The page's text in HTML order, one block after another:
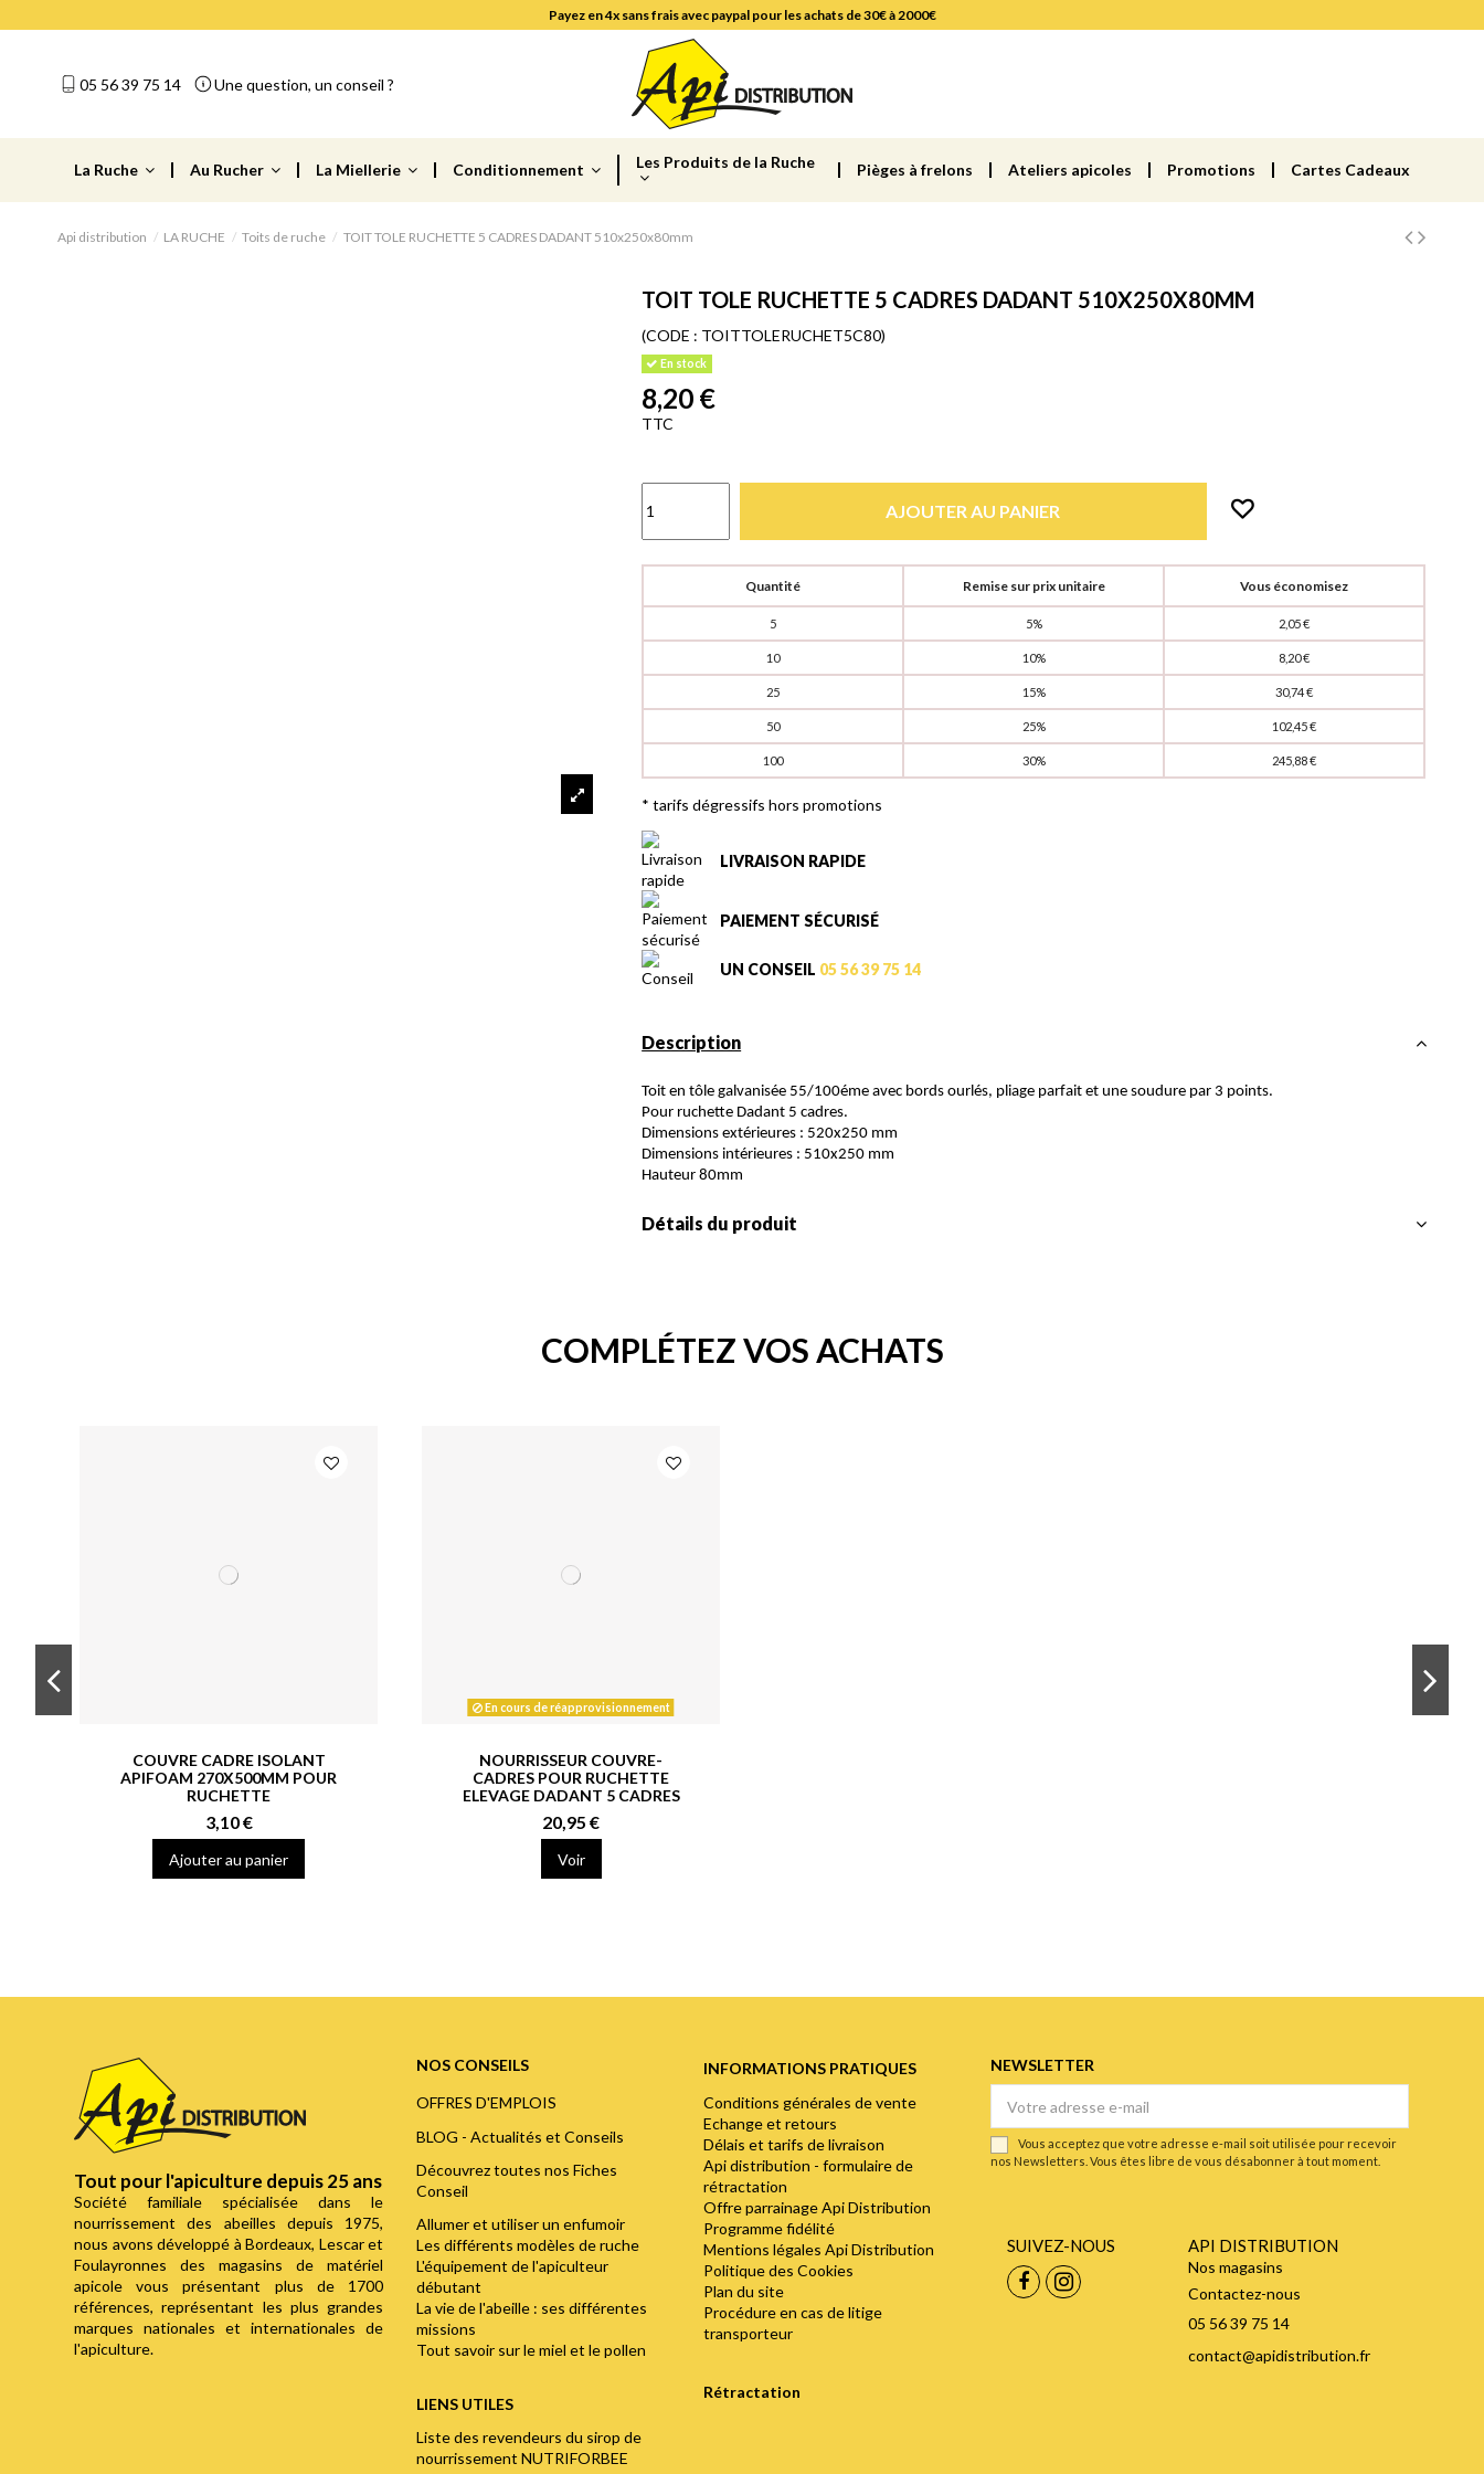
Payez en 4x sans frais avec paypal pour les achats de 30€ à 2000€
05 56 39 75 14 Une question, un conseil ?
La Ruche Au Rucher La Miellerie Conditionnement Les Produits de la Ruche Pièges à frelons Ateliers apicoles Promotions Cartes Cadeaux
Api distribution LA RUCHE Toits de ruche TOIT TOLE RUCHETTE 5 CADRES DADANT 510x250x80mm
TOIT TOLE RUCHETTE 5 CADRES DADANT 510X250X80MM
(CODE : TOITTOLERUCHET5C80)
En stock
8,20 €
TTC
AJOUTER AU PANIER
Quantité Remise sur prix unitaire Vous économisez
5 5% 2,05 €
10 10% 8,20 €
25 15% 30,74 €
50 25% 102,45 €
100 30% 245,88 €
* tarifs dégressifs hors promotions
LIVRAISON RAPIDE
PAIEMENT SÉCURISÉ
UN CONSEIL 05 56 39 75 14
Description
Toit en tôle galvanisée 55/100éme avec bords ourlés, pliage parfait et une soudure par 3 points.
Pour ruchette Dadant 5 cadres.
Dimensions extérieures : 520x250 mm
Dimensions intérieures : 510x250 mm
Hauteur 80mm
Détails du produit
COMPLÉTEZ VOS ACHATS
COUVRE CADRE ISOLANT
APIFOAM 270X500MM POUR
RUCHETTE
3,10 €
Ajouter au panier
En cours de réapprovisionnement
NOURRISSEUR COUVRE-
CADRES POUR RUCHETTE
ELEVAGE DADANT 5 CADRES
20,95 €
Voir
Tout pour l'apiculture depuis 25 ans
Société familiale spécialisée dans le
nourrissement des abeilles depuis 1975,
nous avons développé à Bordeaux, Lescar et
Foulayronnes des magasins de matériel
apicole vous présentant plus de 1700
références, représentant les plus grandes
marques nationales et internationales de
l'apiculture.
NOS CONSEILS
OFFRES D'EMPLOIS
BLOG - Actualités et Conseils
Découvrez toutes nos Fiches
Conseil
Allumer et utiliser un enfumoir
Les différents modèles de ruche
L'équipement de l'apiculteur
débutant
La vie de l'abeille : ses différentes
missions
Tout savoir sur le miel et le pollen
LIENS UTILES
Liste des revendeurs du sirop de
nourrissement NUTRIFORBEE
INFORMATIONS PRATIQUES
Conditions générales de vente
Echange et retours
Délais et tarifs de livraison
Api distribution - formulaire de
rétractation
Offre parrainage Api Distribution
Programme fidélité
Mentions légales Api Distribution
Politique des Cookies
Plan du site
Procédure en cas de litige
transporteur
Rétractation
NEWSLETTER
Vous acceptez que votre adresse e-mail soit utilisée pour recevoir
nos Newsletters. Vous êtes libre de vous désabonner à tout moment.
SUIVEZ-NOUS API DISTRIBUTION
Nos magasins
Contactez-nous
05 56 39 75 14
contact@apidistribution.fr